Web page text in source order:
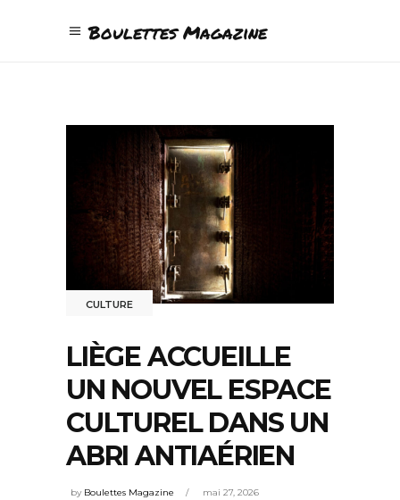
Boulettes Magazine
CULTURE
LIÈGE ACCUEILLE
UN NOUVEL ESPACE
CULTUREL DANS UN
ABRI ANTIAÉRIEN
by Boulettes Magazine mai 27, 2026